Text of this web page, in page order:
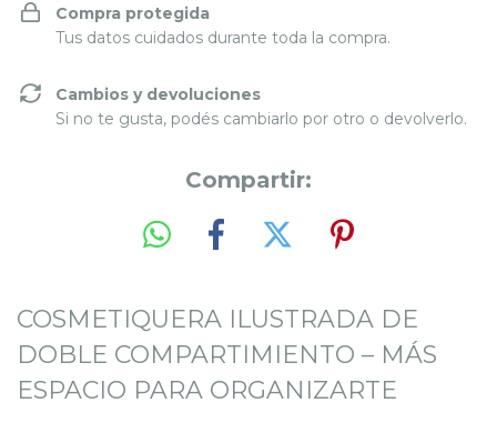
Compra protegida
Tus datos cuidados durante toda la compra.
Cambios y devoluciones
Si no te gusta, podés cambiarlo por otro o devolverlo.
Compartir:
COSMETIQUERA ILUSTRADA DE
DOBLE COMPARTIMIENTO – MÁS
ESPACIO PARA ORGANIZARTE